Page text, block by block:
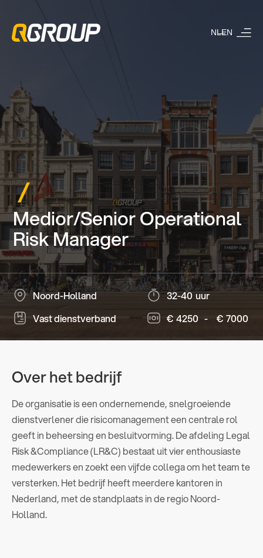
NLEN
Medior/Senior Operational
Risk Manager
Noord-Holland 32-40 uur
Vast dienstverband
€ 4250 - € 7000
Over het bedrijf
De organisatie is een ondernemende, snelgroeiende
dienstverlener die risicomanagement een centrale rol
geeft in beheersing en besluitvorming. De afdeling Legal
Risk &Compliance (LR&C) bestaat uit vier enthousiaste
medewerkers en zoekt een vijfde collega om het team te
versterken. Het bedrijf heeft meerdere kantoren in
Nederland, met de standplaats in de regio Noord-
Holland.